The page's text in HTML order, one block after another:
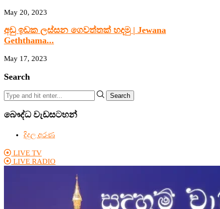
May 20, 2023
අඩු ඉඩක ලස්සන ගෙවත්තක් හදමු | Jewana
Geththama...
May 17, 2023
Search
Search
බෞද්ධ වැඩසටහන්
දිදුල අරණ
LIVE TV
LIVE RADIO